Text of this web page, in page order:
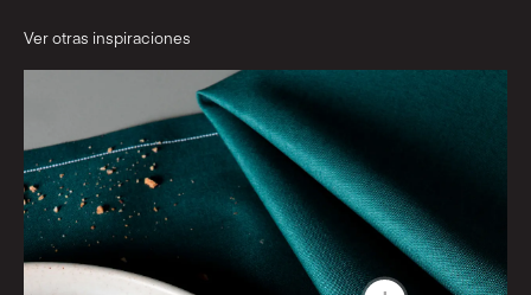
Ver otras inspiraciones